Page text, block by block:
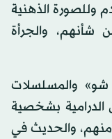
وللصورة الذهنية
شأنهم، والجرأة
والمسلسلات
الدرامية بشخصية
والحديث في